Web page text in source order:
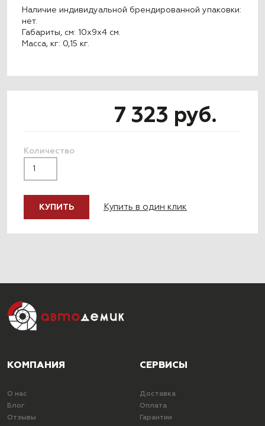
Наличие индивидуальной брендированной упаковки:
нет.
Габариты, см: 10x9x4 см.
Масса, кг: 0,15 кг.
7 323 руб.
Количество
КУПИТЬ Купить в один клик
КОМПАНИЯ
О нас
Блог
Отзывы
СЕРВИСЫ
Доставка
Оплата
Гарантии